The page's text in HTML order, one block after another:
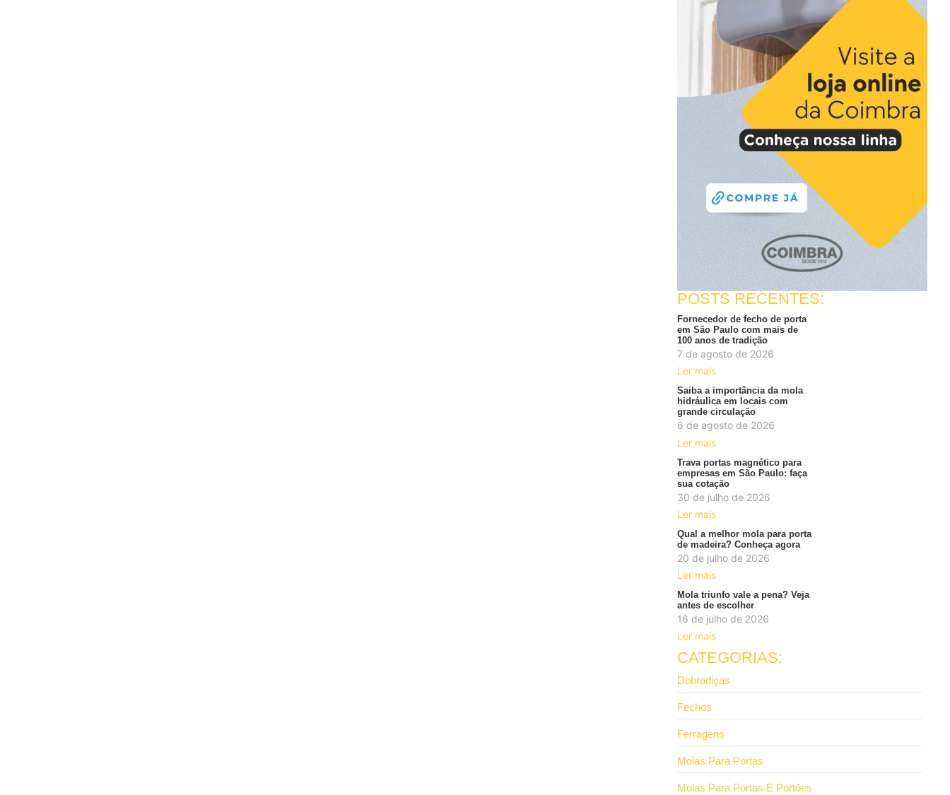
POSTS RECENTES:
Fornecedor de fecho de porta
em São Paulo com mais de
100 anos de tradição
7 de agosto de 2026
Ler mais
Saiba a importância da mola
hidráulica em locais com
grande circulação
6 de agosto de 2026
Ler mais
Trava portas magnético para
empresas em São Paulo: faça
sua cotação
30 de julho de 2026
Ler mais
Qual a melhor mola para porta
de madeira? Conheça agora
20 de julho de 2026
Ler mais
Mola triunfo vale a pena? Veja
antes de escolher
16 de julho de 2026
Ler mais
CATEGORIAS:
Dobradiças
Fechos
Ferragens
Molas Para Portas
Molas Para Portas E Portões